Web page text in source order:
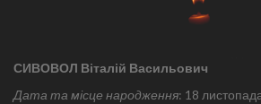
СИВОВОЛ Віталій Васильович
Дата та місце народження: 18